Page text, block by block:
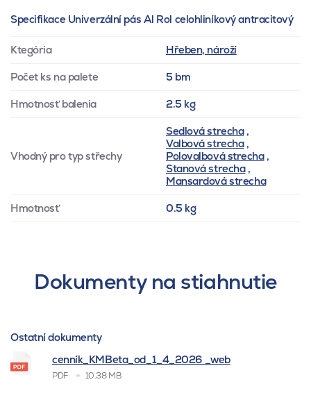
Specifikace Univerzální pás Al Rol celohliníkový antracitový
Ktegória Hřeben, nároží
Počet ks na palete 5 bm
Hmotnosť balenia 2.5 kg
Vhodný pro typ střechy
Sedlová strecha,
Valbová strecha,
Polovalbová strecha,
Stanová strecha,
Mansardová strecha
Hmotnosť 0.5 kg
Dokumenty na stiahnutie
Ostatní dokumenty
cenník_KMBeta_od_1_4_2026 _web
PDF 10.38 MB